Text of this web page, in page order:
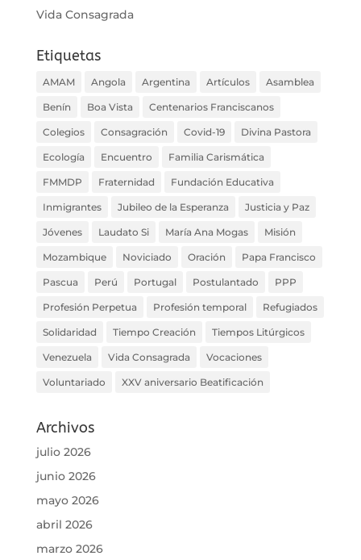
Vida Consagrada
Etiquetas
AMAM Angola Argentina Artículos Asamblea
Benín Boa Vista Centenarios Franciscanos
Colegios Consagración Covid-19 Divina Pastora
Ecología Encuentro Familia Carismática
FMMDP Fraternidad Fundación Educativa
Inmigrantes Jubileo de la Esperanza Justicia y Paz
Jóvenes Laudato Si María Ana Mogas Misión
Mozambique Noviciado Oración Papa Francisco
Pascua Perú Portugal Postulantado PPP
Profesión Perpetua Profesión temporal Refugiados
Solidaridad Tiempo Creación Tiempos Litúrgicos
Venezuela Vida Consagrada Vocaciones
Voluntariado XXV aniversario Beatificación
Archivos
julio 2026
junio 2026
mayo 2026
abril 2026
marzo 2026